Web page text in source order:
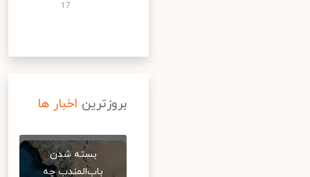
17
بروزترین اخبار ها
بسته شدن
باب‌المندب چه